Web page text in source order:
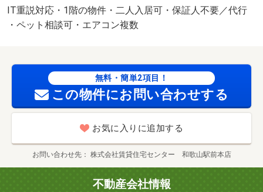
現況と異なる場合、現況優先と致します。 別途月額費
用：ｒｕｕｍサポート１，９８０円 更新事務手数料：２
月額：賃料総額の２．２％・２．５％・５．５％いずれか
必要。 駐車場備考：空有 ６，６００円/仲介手数
料 84150円
IT重説対応・1階の物件・二人入居可・保証人不要／代行
・ペット相談可・エアコン複数
無料・簡単2項目！
この物件にお問い合わせする
お気に入りに追加する
お問い合わせ先 株式会社賃貸住宅センター 和歌山駅前本店
不動産会社情報